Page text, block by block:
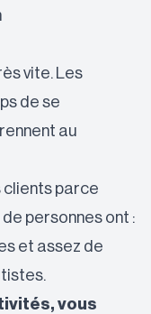
vite. Les
de se
au
clients parce
personnes ont :
et assez de
vous